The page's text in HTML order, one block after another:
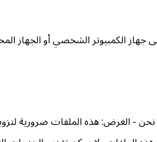
الكمبيوتر الشخصي أو الجهاز
- الغرض: هذه الملفات ضرورية